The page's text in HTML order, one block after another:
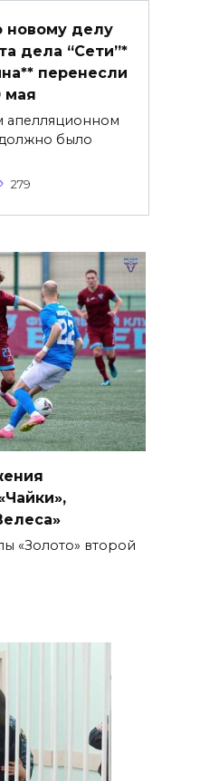
делу
дела “Сети”*
перенесли
мая
апелляционном
было
279
«Золото» второй